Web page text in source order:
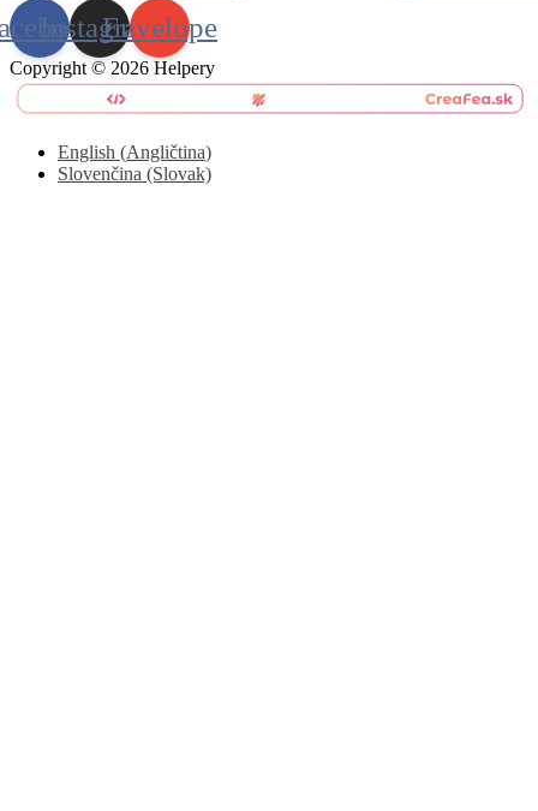
InstagramEnvelope
Copyright © 2026 Helpery
English (Angličtina)
Slovenčina (Slovak)